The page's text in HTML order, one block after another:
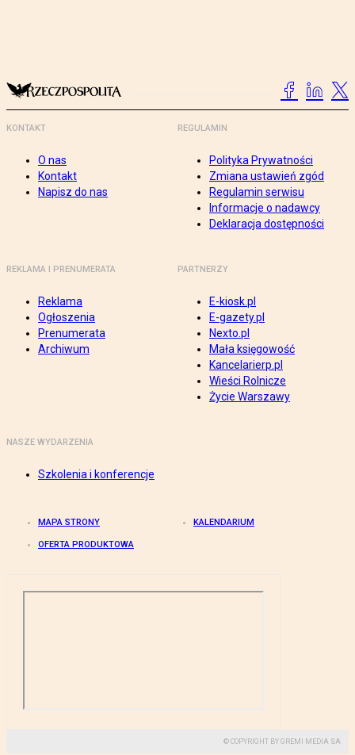
KONTAKT
O nas
Kontakt
Napisz do nas
REGULAMIN
Polityka Prywatności
Zmiana ustawień zgód
Regulamin serwisu
Informacje o nadawcy
Deklaracja dostępności
REKLAMA I PRENUMERATA
Reklama
Ogłoszenia
Prenumerata
Archiwum
PARTNERZY
E-kiosk.pl
E-gazety.pl
Nexto.pl
Mała księgowość
Kancelarierp.pl
Wieści Rolnicze
Życie Warszawy
NASZE WYDARZENIA
Szkolenia i konferencje
MAPA STRONY KALENDARIUM
OFERTA PRODUKTOWA
© COPYRIGHT BY GREMI MEDIA SA